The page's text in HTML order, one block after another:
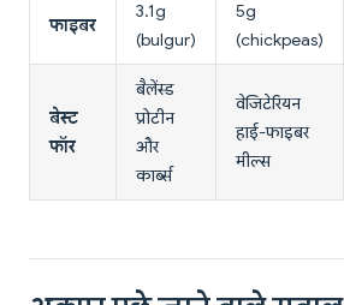
फाइबर
3.1g
(bulgur)
5g
(chickpeas)
बेस्ट
फॉर
बैलेंस्ड
प्रोटीन
और
कार्ब्स
वेजिटेरियन
हाई-फाइबर
मील्स